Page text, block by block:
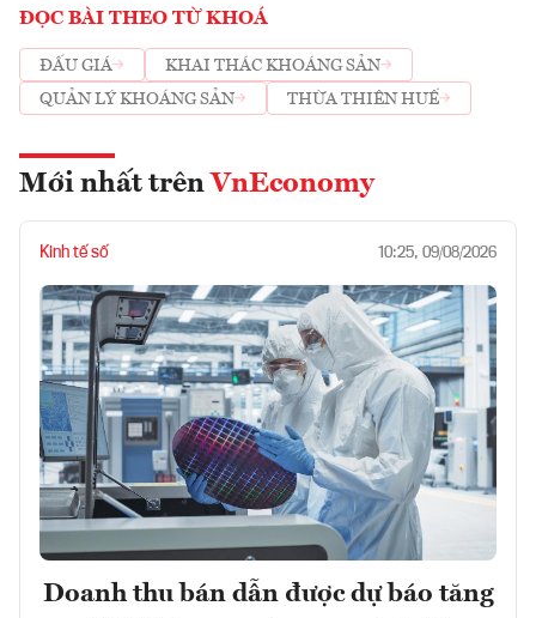
ĐỌC BÀI THEO TỪ KHOÁ
ĐẤU GIÁ
KHAI THÁC KHOÁNG SẢN
QUẢN LÝ KHOÁNG SẢN
THỪA THIÊN HUẾ
Mới nhất trên VnEconomy
Kinh tế số 10:25, 09/08/2026
Doanh thu bán dẫn được dự báo tăng